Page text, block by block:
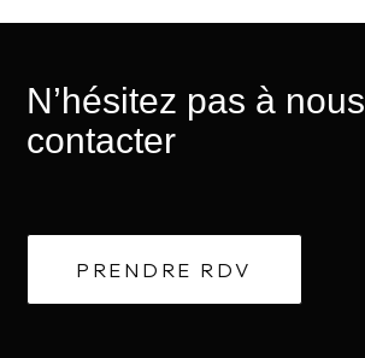
N’hésitez pas à nous
contacter
PRENDRE RDV